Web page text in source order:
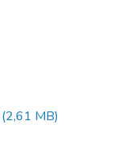
(2,61 MB)